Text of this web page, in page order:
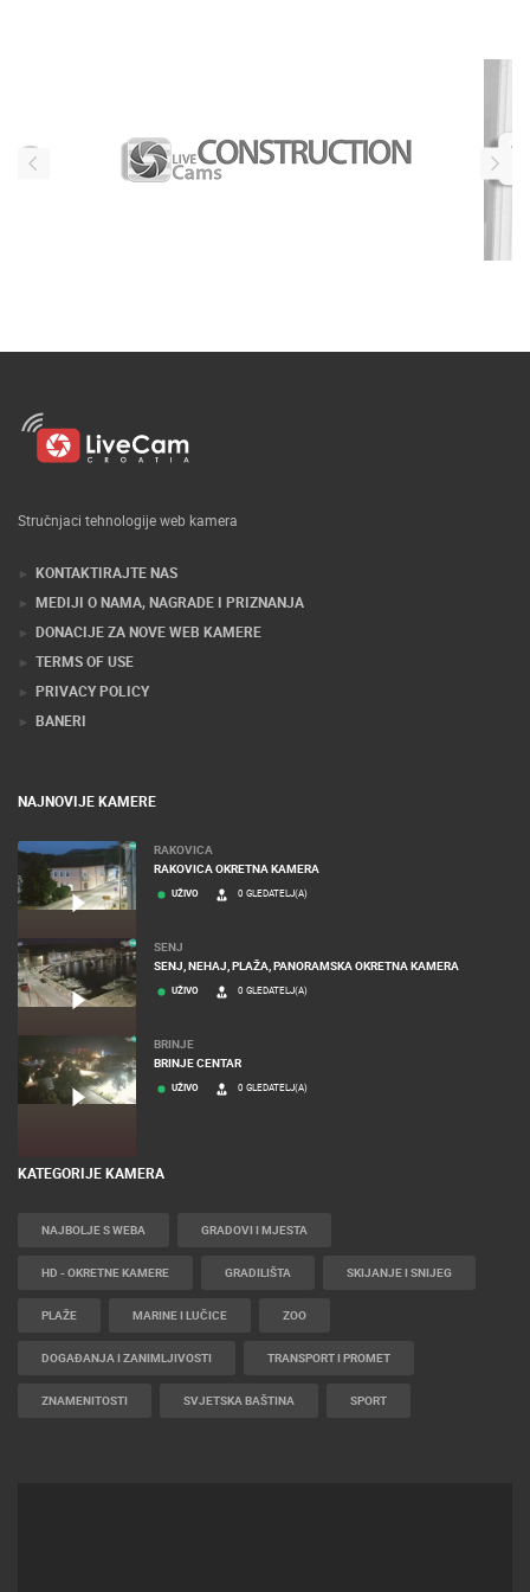
Stručnjaci tehnologije web kamera
KONTAKTIRAJTE NAS
MEDIJI O NAMA, NAGRADE I PRIZNANJA
DONACIJE ZA NOVE WEB KAMERE
TERMS OF USE
PRIVACY POLICY
BANERI
NAJNOVIJE KAMERE
RAKOVICA
RAKOVICA OKRETNA KAMERA
UŽIVO 0 GLEDATELJ(A)
SENJ
SENJ, NEHAJ, PLAŽA, PANORAMSKA OKRETNA KAMERA
UŽIVO 0 GLEDATELJ(A)
BRINJE
BRINJE CENTAR
UŽIVO 0 GLEDATELJ(A)
KATEGORIJE KAMERA
NAJBOLJE S WEBA GRADOVI I MJESTA
HD - OKRETNE KAMERE GRADILIŠTA SKIJANJE I SNIJEG
PLAŽE MARINE I LUČICE ZOO
DOGAĐANJA I ZANIMLJIVOSTI TRANSPORT I PROMET
ZNAMENITOSTI SVJETSKA BAŠTINA SPORT